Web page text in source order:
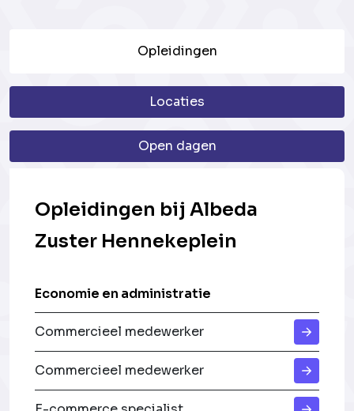
Opleidingen
Locaties
Open dagen
Opleidingen bij Albeda
Zuster Hennekeplein
Economie en administratie
Commercieel medewerker
Commercieel medewerker